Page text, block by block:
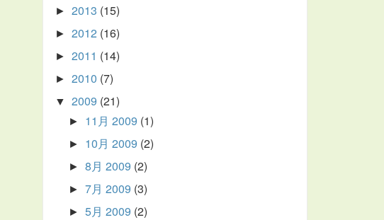
► 2013 (15)
► 2012 (16)
► 2011 (14)
► 2010 (7)
▼ 2009 (21)
► 11月 2009 (1)
► 10月 2009 (2)
► 8月 2009 (2)
► 7月 2009 (3)
► 5月 2009 (2)